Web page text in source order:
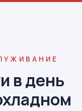
в день